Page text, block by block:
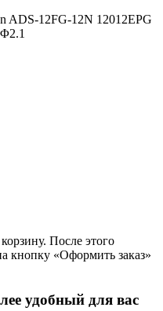
ADS-12FG-12N 12012EPG
После этого
кнопку «Оформить заказ»
удобный для вас